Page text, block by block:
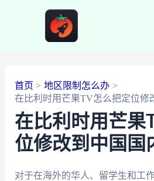
首页
地区限制怎么办
在比利时用芒果TV怎么把定位修
在比利时用芒果
位修改到中国国
对于在海外的华人、留学生和工